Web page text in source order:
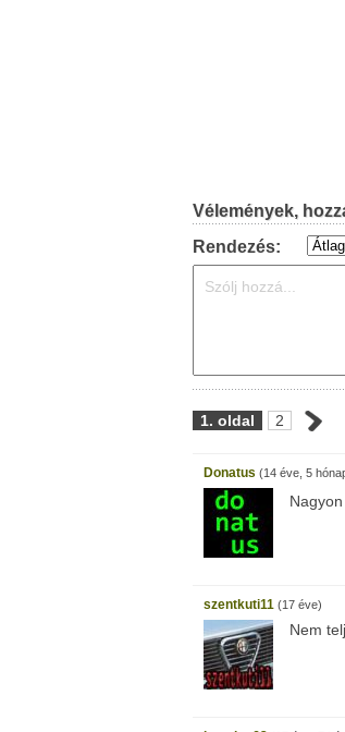
Vélemények,
Rendezés:
1. oldal 2
Donatus (14 éve, 5
szentkuti11 (17 éve)
Nem